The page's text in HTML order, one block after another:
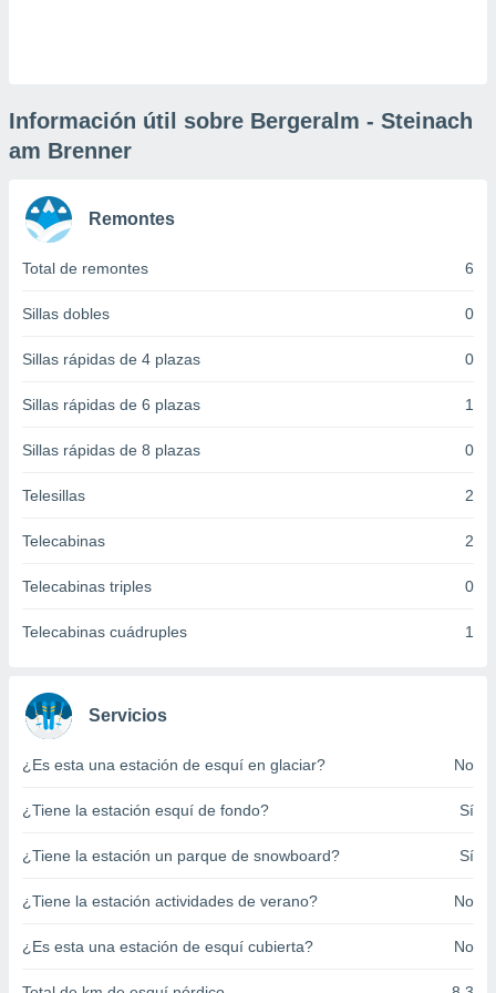
similares
como
de
en
a lo que
su
en
de
o acceder
perfiles
Información útil sobre Bergeralm - Steinach
am Brenner
Remontes
Total de remontes 6
Sillas dobles 0
Sillas rápidas de 4 plazas 0
Sillas rápidas de 6 plazas 1
Sillas rápidas de 8 plazas 0
Telesillas 2
Telecabinas 2
Telecabinas triples 0
Telecabinas cuádruples 1
Servicios
¿Es esta una estación de esquí en glaciar? No
¿Tiene la estación esquí de fondo? Sí
¿Tiene la estación un parque de snowboard? Sí
¿Tiene la estación actividades de verano? No
¿Es esta una estación de esquí cubierta? No